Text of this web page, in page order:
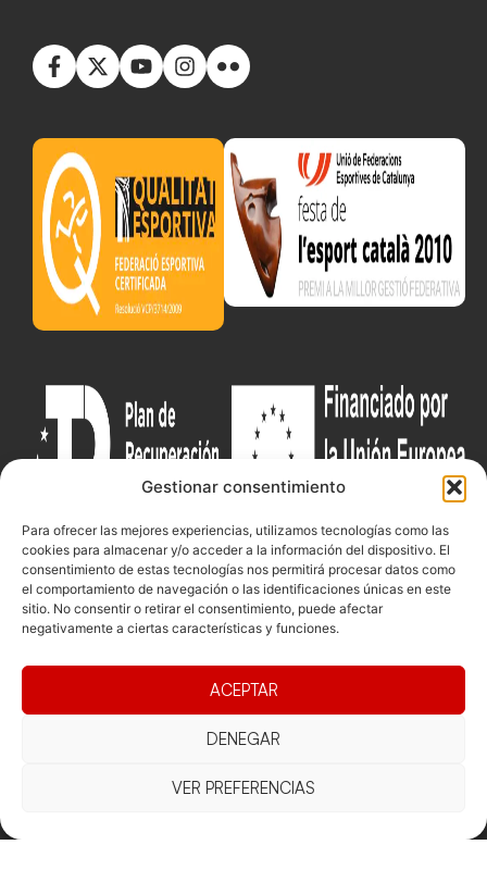
Gestionar consentimiento
Para ofrecer las mejores experiencias, utilizamos tecnologías como las
cookies para almacenar y/o acceder a la información del dispositivo. El
consentimiento de estas tecnologías nos permitirá procesar datos como
el comportamiento de navegación o las identificaciones únicas en este
sitio. No consentir o retirar el consentimiento, puede afectar
negativamente a ciertas características y funciones.
ACEPTAR
DENEGAR
VER PREFERENCIAS
Federació
Presidència
directiva
Competicions
Competiciones
Competiciones
Playa
Vólei neu
Documentacio
Funcionament
Transparència
Eleccions
Contacte
Barcelona